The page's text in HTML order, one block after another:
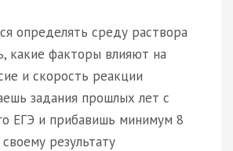
определять среду раствора
какие факторы влияют на
и скорость реакции
задания прошлых лет с
ЕГЭ и прибавишь минимум 8
результату